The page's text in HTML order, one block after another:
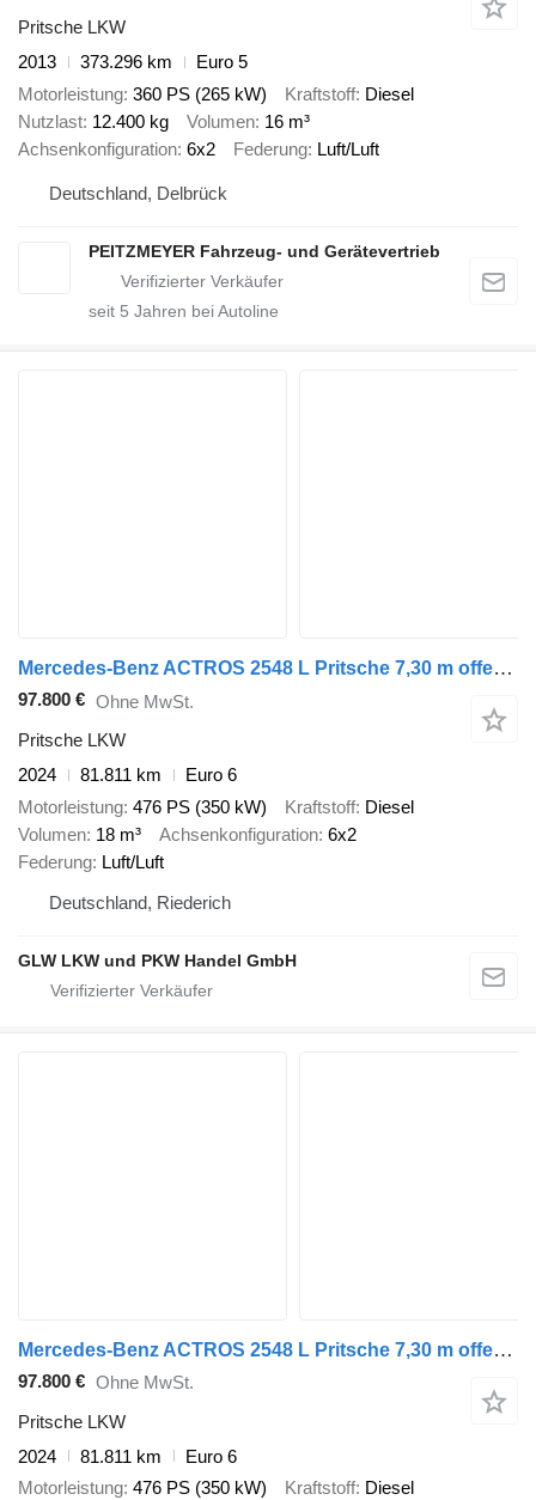
Pritsche LKW
2013
373.296 km
Euro 5
Motorleistung 360 PS (265 kW) Kraftstoff Diesel
Nutzlast 12.400 kg Volumen 16 m³
Achsenkonfiguration 6x2 Federung Luft/Luft
Deutschland, Delbrück
PEITZMEYER Fahrzeug- und Gerätevertrieb
seit 5 Jahren bei Autoline
Mercedes-Benz ACTROS 2548 L Pritsche 7,30 m offen+RETARDER ÖL
97.800 € Ohne MwSt.
Pritsche LKW
2024
81.811 km
Euro 6
Motorleistung 476 PS (350 kW) Kraftstoff Diesel
Volumen 18 m³ Achsenkonfiguration 6x2
Federung Luft/Luft
Deutschland, Riederich
GLW LKW und PKW Handel GmbH
Mercedes-Benz ACTROS 2548 L Pritsche 7,30 m offen+RETARDER ÖL
97.800 € Ohne MwSt.
Pritsche LKW
2024
81.811 km
Euro 6
Motorleistung 476 PS (350 kW) Kraftstoff Diesel